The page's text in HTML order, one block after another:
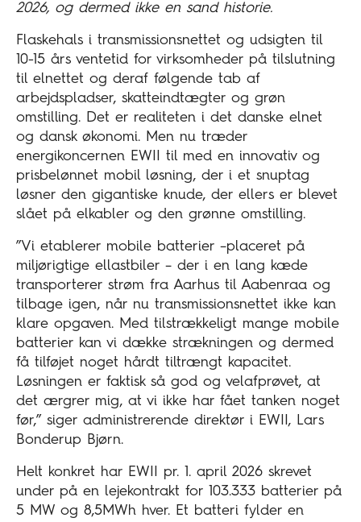
2026, og dermed ikke en sand historie.
Flaskehals i transmissionsnettet og udsigten til
10-15 års ventetid for virksomheder på tilslutning
til elnettet og deraf følgende tab af
arbejdspladser, skatteindtægter og grøn
omstilling. Det er realiteten i det danske elnet
og dansk økonomi. Men nu træder
energikoncernen EWII til med en innovativ og
prisbelønnet mobil løsning, der i et snuptag
løsner den gigantiske knude, der ellers er blevet
slået på elkabler og den grønne omstilling.
”Vi etablerer mobile batterier –placeret på
miljørigtige ellastbiler – der i en lang kæde
transporterer strøm fra Aarhus til Aabenraa og
tilbage igen, når nu transmissionsnettet ikke kan
klare opgaven. Med tilstrækkeligt mange mobile
batterier kan vi dække strækningen og dermed
få tilføjet noget hårdt tiltrængt kapacitet.
Løsningen er faktisk så god og velafprøvet, at
det ærgrer mig, at vi ikke har fået tanken noget
før,” siger administrerende direktør i EWII, Lars
Bonderup Bjørn.
Helt konkret har EWII pr. 1. april 2026 skrevet
under på en lejekontrakt for 103.333 batterier på
5 MW og 8,5MWh hver. Et batteri fylder en